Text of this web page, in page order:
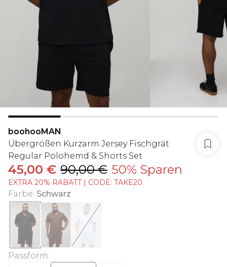
boohooMAN
Übergrößen Kurzarm Jersey Fischgrät
Regular Polohemd & Shorts Set
45,00 € 90,00 € 50% Sparen
EXTRA 20% RABATT | CODE: TAKE20
Farbe: Schwarz
Passform: